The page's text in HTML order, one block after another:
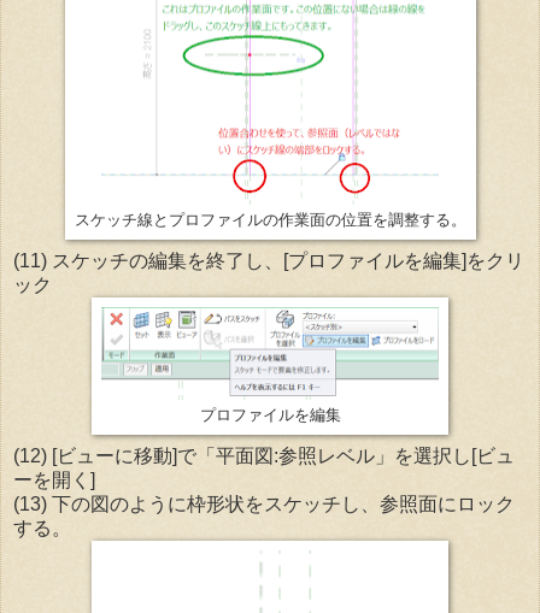
スケッチ線とプロファイルの作業面の位置を調整する。
(11) スケッチの編集を終了し、[プロファイルを編集]をクリ
ック
プロファイルを編集
(12) [ビューに移動]で「平面図:参照レベル」を選択し[ビュ
ーを開く]
(13) 下の図のように枠形状をスケッチし、参照面にロック
する。